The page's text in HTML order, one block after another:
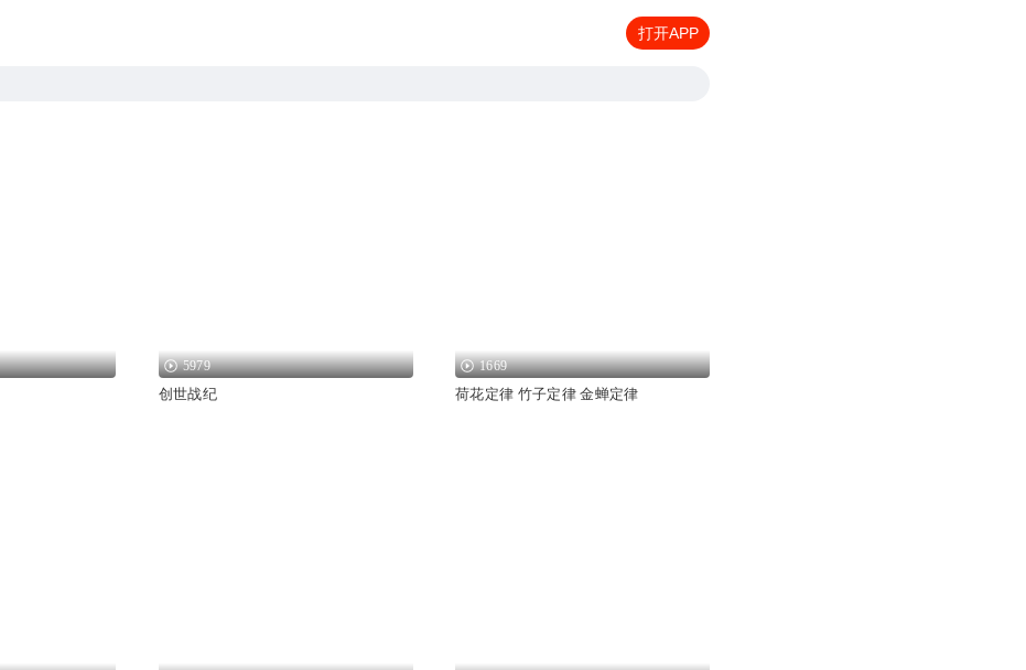
打开APP
5979
创世战纪
1669
荷花定律 竹子定律 金蝉定律